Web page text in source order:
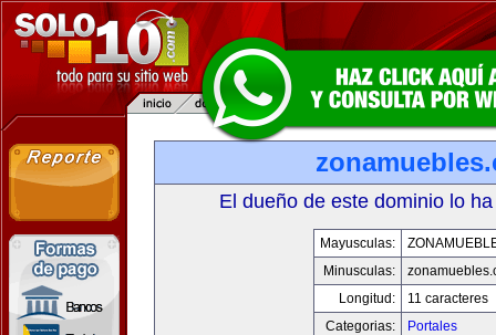
El dueño de este dominio lo
Mayusculas:
Minusculas:
Longitud:
11 caracteres
Categorias:
Portales